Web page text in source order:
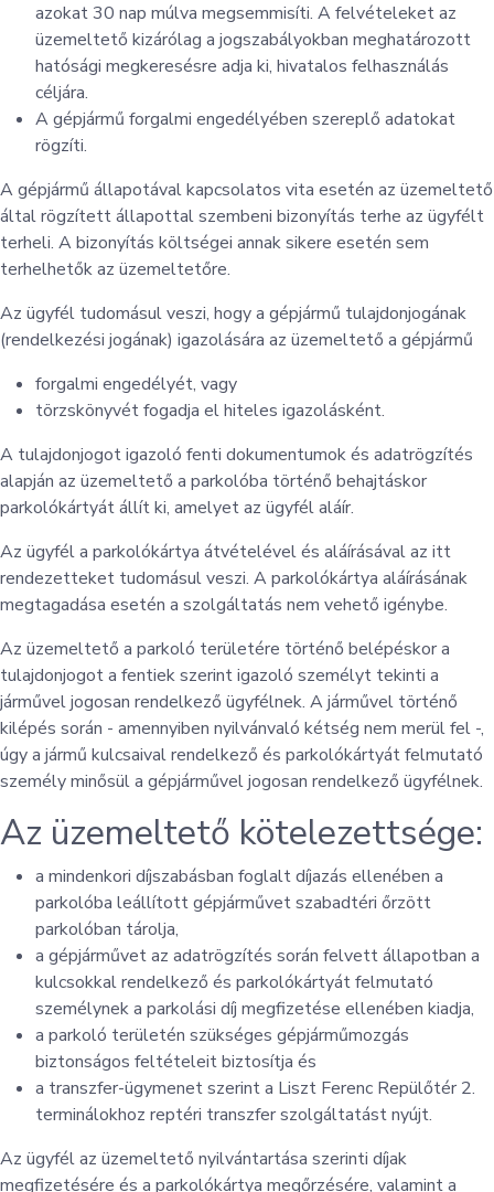
azokat 30 nap múlva megsemmisíti. A felvételeket az
üzemeltető kizárólag a jogszabályokban meghatározott
hatósági megkeresésre adja ki, hivatalos felhasználás
céljára.
A gépjármű forgalmi engedélyében szereplő adatokat
rögzíti.
A gépjármű állapotával kapcsolatos vita esetén az üzemeltető
által rögzített állapottal szembeni bizonyítás terhe az ügyfélt
terheli. A bizonyítás költségei annak sikere esetén sem
terhelhetők az üzemeltetőre.
Az ügyfél tudomásul veszi, hogy a gépjármű tulajdonjogának
(rendelkezési jogának) igazolására az üzemeltető a gépjármű
forgalmi engedélyét, vagy
törzskönyvét fogadja el hiteles igazolásként.
A tulajdonjogot igazoló fenti dokumentumok és adatrögzítés
alapján az üzemeltető a parkolóba történő behajtáskor
parkolókártyát állít ki, amelyet az ügyfél aláír.
Az ügyfél a parkolókártya átvételével és aláírásával az itt
rendezetteket tudomásul veszi. A parkolókártya aláírásának
megtagadása esetén a szolgáltatás nem vehető igénybe.
Az üzemeltető a parkoló területére történő belépéskor a
tulajdonjogot a fentiek szerint igazoló személyt tekinti a
járművel jogosan rendelkező ügyfélnek. A járművel történő
kilépés során - amennyiben nyilvánvaló kétség nem merül fel -,
úgy a jármű kulcsaival rendelkező és parkolókártyát felmutató
személy minősül a gépjárművel jogosan rendelkező ügyfélnek.
Az üzemeltető kötelezettsége:
a mindenkori díjszabásban foglalt díjazás ellenében a
parkolóba leállított gépjárművet szabadtéri őrzött
parkolóban tárolja,
a gépjárművet az adatrögzítés során felvett állapotban a
kulcsokkal rendelkező és parkolókártyát felmutató
személynek a parkolási díj megfizetése ellenében kiadja,
a parkoló területén szükséges gépjárműmozgás
biztonságos feltételeit biztosítja és
a transzfer-ügymenet szerint a Liszt Ferenc Repülőtér 2.
terminálokhoz reptéri transzfer szolgáltatást nyújt.
Az ügyfél az üzemeltető nyilvántartása szerinti díjak
megfizetésére és a parkolókártya megőrzésére, valamint a